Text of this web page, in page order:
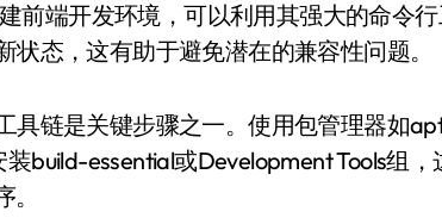
状态，这有助于避免潜在的兼容性问题。
具链是关键步骤之一。使用包管理器如
build-essential或Development Tools组